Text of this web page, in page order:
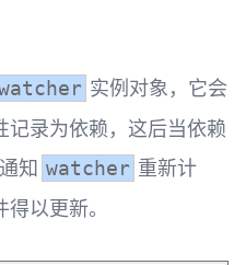
实例对象，它会
记录为依赖，这后当依赖
知 watcher 重新计
以更新。